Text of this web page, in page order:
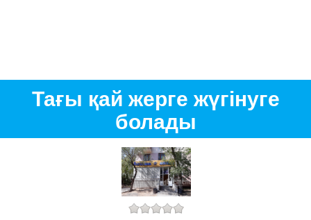
Тағы қай жерге жүгінуге
болады